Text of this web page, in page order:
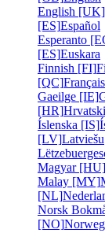
English [UK]
[ES]Español
Esperanto
[ES]Euskara
Finnish [FI]
[QC]Français
Gaeilge [IE]
[HR]Hrvatski
Íslenska [IS]
[LV]Latviešu
Magyar [HU]
Malay [MY]
[NL]
Norsk
[NO]